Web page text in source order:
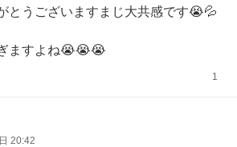
とうございますまじ大共感です😭💦
ますよね😭😭😭
1
20:42